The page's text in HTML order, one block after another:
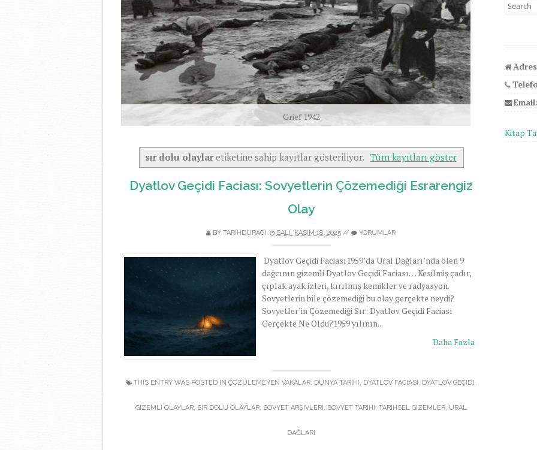
Grief 1942
sır dolu olaylaretiketine sahip kayıtlar gösteriliyor. Tüm kayıtları göster
Dyatlov Geçidi Faciası: Sovyetlerin Çözemediği Esrarengiz
Olay
BY TARIHDURAGI SALI, KASIM 18, 2025 // YORUMLAR
Dyatlov Geçidi Faciası1959’da Ural Dağları’nda ölen 9
dağcının gizemli Dyatlov Geçidi Faciası… Kesilmiş çadır,
çıplak ayak izleri, kırılmış kemikler ve radyasyon.
Sovyetlerin bile çözemediği bu olay gerçekte neydi?
Sovyetler’in Çözemediği Sır: Dyatlov Geçidi Faciası
Gerçekte Ne Oldu?1959 yılının...
Daha Fazla
THIS ENTRY WAS POSTED IN ÇÖZÜLEMEYEN VAKALAR, DÜNYA TARIHI , DYATLOV FACIASI , DYATLOV GEÇIDI ,
GIZEMLI OLAYLAR, SIR DOLU OLAYLAR, SOVYET ARŞIVLERI , SOVYET TARIHI , TARIHSEL GIZEMLER, URAL
DAĞLARI
Search
Kitap